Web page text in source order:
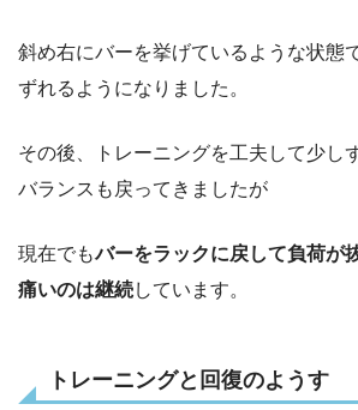
斜め右にバーを挙げているような状態
ずれるようになりました。
その後、トレーニングを工夫して少し
バランスも戻ってきましたが
現在でもバーをラックに戻して負荷が
痛いのは継続しています。
トレーニングと回復のようす